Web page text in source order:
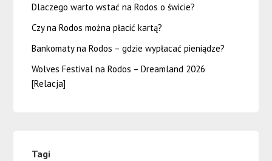
Dlaczego warto wstać na Rodos o świcie?
Czy na Rodos można płacić kartą?
Bankomaty na Rodos – gdzie wypłacać pieniądze?
Wolves Festival na Rodos – Dreamland 2026
[Relacja]
Tagi